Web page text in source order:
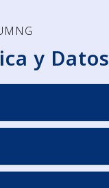
y Datos